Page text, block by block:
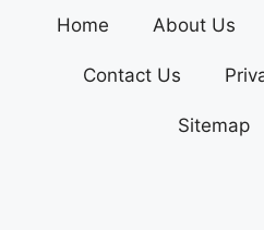
Home About Us
Contact Us
Sitemap